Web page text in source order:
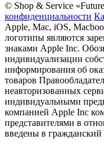
© Shop & Service
конфиденциальности
Apple, Mac, iOS,
логотипы являются
знаками Apple Inc.
индивидуализации
информирования об
товаров
неавторизованных
индивидуальными
компанией Apple Inc
представителями в
введены в